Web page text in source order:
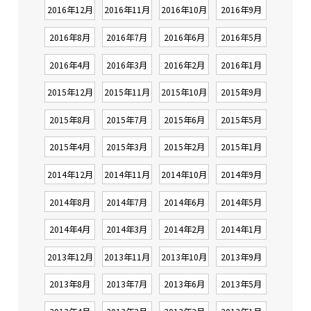
2016年12月 2016年11月 2016年10月 2016年9月
2016年8月 2016年7月 2016年6月 2016年5月
2016年4月 2016年3月 2016年2月 2016年1月
2015年12月 2015年11月 2015年10月 2015年9月
2015年8月 2015年7月 2015年6月 2015年5月
2015年4月 2015年3月 2015年2月 2015年1月
2014年12月 2014年11月 2014年10月 2014年9月
2014年8月 2014年7月 2014年6月 2014年5月
2014年4月 2014年3月 2014年2月 2014年1月
2013年12月 2013年11月 2013年10月 2013年9月
2013年8月 2013年7月 2013年6月 2013年5月